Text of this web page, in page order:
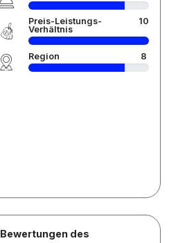
Preis-Leistungs-
Verhältnis
10
Region 8
Bewertungen des